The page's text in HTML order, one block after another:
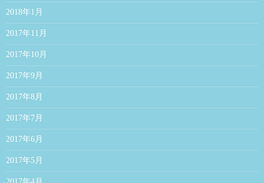
2018年1月
2017年11月
2017年10月
2017年9月
2017年8月
2017年7月
2017年6月
2017年5月